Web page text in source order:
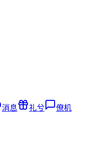
消息 礼兮 僚机